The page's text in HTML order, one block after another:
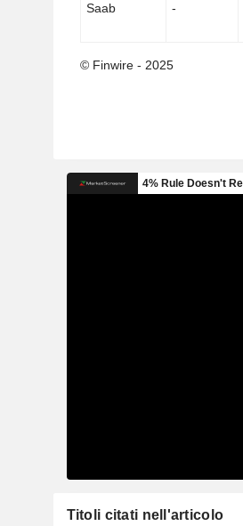
Saab -
© Finwire - 2025
Titoli citati nell'articolo